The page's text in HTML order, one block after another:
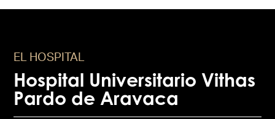
EL HOSPITAL
Hospital Universitario Vithas
Pardo de Aravaca